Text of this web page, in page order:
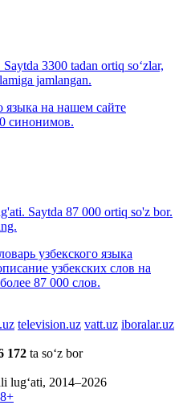
3300 tadan ortiq so‘zlar,
jamlangan.
языка на нашем сайте
синонимов.
Saytda 87 000 ortiq so'z bor.
узбекского языка
узбекских слов на
87 000 слов.
television.uz vatt.uz iboralar.uz
172 ta so‘z bor
lug‘ati, 2014–2026